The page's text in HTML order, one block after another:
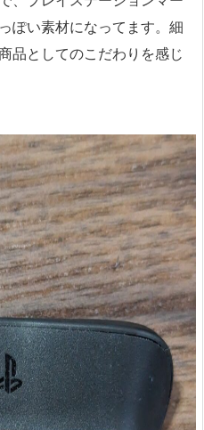
ぽい素材になってます。細
品としてのこだわりを感じ